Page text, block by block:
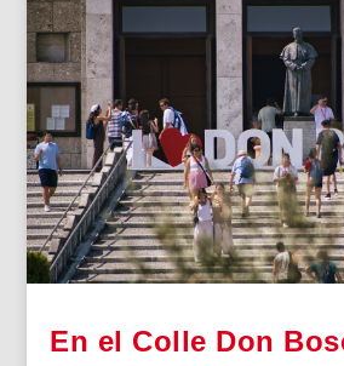
En el Colle Don